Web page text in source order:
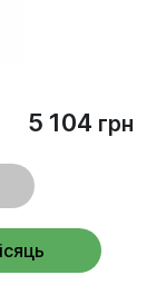
5 104 грн